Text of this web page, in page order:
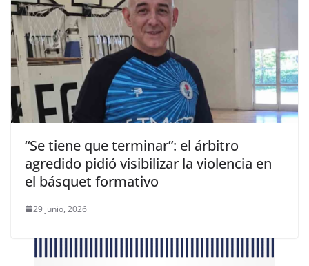
“Se tiene que terminar”: el árbitro
agredido pidió visibilizar la violencia en
el básquet formativo
29 junio, 2026